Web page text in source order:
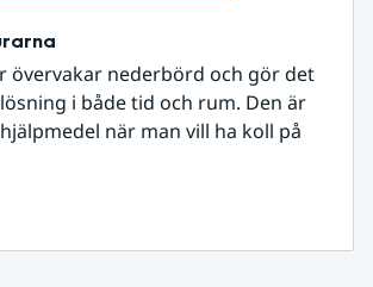
övervakar nederbörd och gör det
i både tid och rum. Den är
när man vill ha koll på